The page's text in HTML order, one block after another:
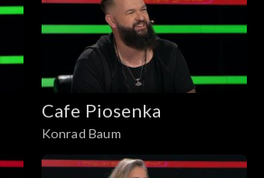
Cafe Piosenka
Konrad Baum